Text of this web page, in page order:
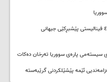
«ئەوین عەباسی» وێنەگرێکی کورد لە ڕیزی ٤١ فینالیستی پێشبڕکێی جیهانی
ئێمە پێشێلکردنی گرێبەستە